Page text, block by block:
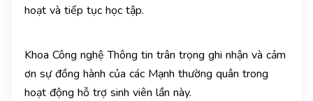
hoạt và tiếp tục học tập.
Khoa Công nghệ Thông tin trân trọng ghi nhận và cảm
ơn sự đồng hành của các Mạnh thường quân trong
hoạt động hỗ trợ sinh viên lần này.